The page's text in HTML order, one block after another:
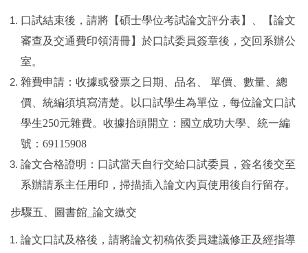
口試結束後，請將【碩士學位考試論文評分表】、【論文
審查及交通費印領清冊】於口試委員簽章後，交回系辦公
室。
雜費申請：收據或發票之日期、品名、
單價、數量、總
價、統編須填寫清楚。以口試學生為單位，每位論文口試
學生250元雜費。收據抬頭開立：國立成功大學、統一編
號：69115908
論文合格證明：口試當天自行交給口試委員，簽名後交至
系辦請系主任用印，掃描插入論文內頁使用後自行留存。
步驟五、圖書館 論文繳交
論文口試及格後，請將論文初稿依委員建議修正及經指導